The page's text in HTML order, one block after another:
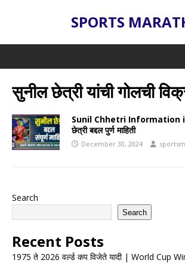
SPORTS
सुनील छेत्री यांची गोलची
Sunil Chhetri Information
छेत्री बद्दल पुर्ण माहिती
December 30, 2024
Search
Search
Recent Posts
1975 ते 2026 वर्ल्ड कप विजेते यादी | World Cup